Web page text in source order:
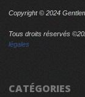
Copyright © 2024
Tous droits réservés
légales
CATÉGORIES